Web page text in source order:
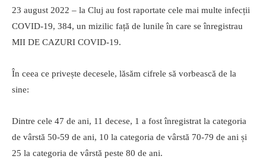
23 august 2022 – la Cluj au fost raportate cele mai multe infecții
COVID-19, 384, un mizilic față de lunile în care se înregistrau
MII DE CAZURI COVID-19.
În ceea ce privește decesele, lăsăm cifrele să vorbească de la
sine:
Dintre cele 47 de ani, 11 decese, 1 a fost înregistrat la categoria
de vârstă 50-59 de ani, 10 la categoria de vârstă 70-79 de ani și
25 la categoria de vârstă peste 80 de ani.